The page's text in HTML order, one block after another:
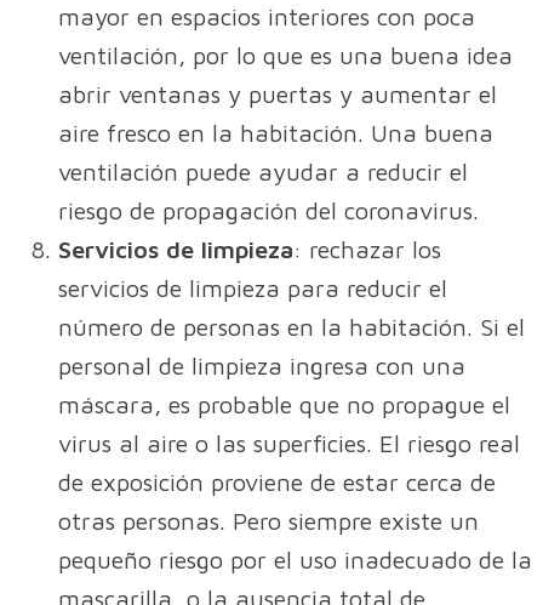
mayor en espacios interiores con poca
ventilación, por lo que es una buena idea
abrir ventanas y puertas y aumentar el
aire fresco en la habitación. Una buena
ventilación puede ayudar a reducir el
riesgo de propagación del coronavirus.
Servicios de limpieza: rechazar los
servicios de limpieza para reducir el
número de personas en la habitación. Si el
personal de limpieza ingresa con una
máscara, es probable que no propague el
virus al aire o las superficies. El riesgo real
de exposición proviene de estar cerca de
otras personas. Pero siempre existe un
pequeño riesgo por el uso inadecuado de la
mascarilla, o la ausencia total de